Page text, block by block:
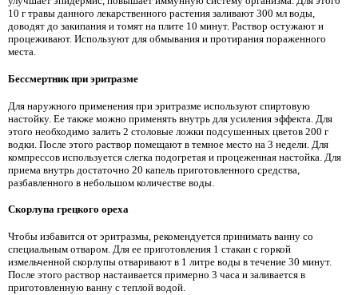
10 г травы данного лекарственного растения заливают 300 мл воды,
доводят до закипания и томят на плите 10 минут. Раствор остужают и
процеживают. Используют для обмывания и протирания пораженного
места.
Бессмертник при эритразме
Для наружного применения при эритразме используют спиртовую
настойку. Ее также можно применять внутрь для усиления эффекта. Для
этого необходимо залить 2 столовые ложки подсушенных цветов 200 г
водки. После этого раствор помещают в темное место на 3 недели. Для
компрессов используется слегка подогретая и процеженная настойка. Для
приема внутрь достаточно 20 капель приготовленного средства,
разбавленного в небольшом количестве воды.
Скорлупа грецкого ореха
Чтобы избавится от эритразмы, рекомендуется принимать ванну со
специальным отваром. Для ее приготовления 1 стакан с горкой
измельченной скорлупы отваривают в 1 литре воды в течение 30 минут.
После этого раствор настаивается примерно 3 часа и заливается в
приготовленную ванну с теплой водой.